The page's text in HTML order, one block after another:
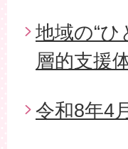
地域の“ひ
層的支援
令和8年4